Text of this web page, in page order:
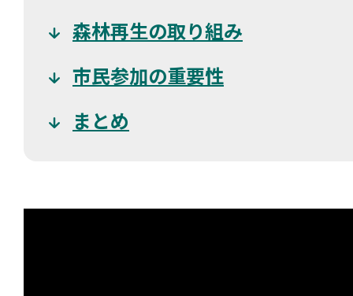
森林再生の取り組み
市民参加の重要性
まとめ